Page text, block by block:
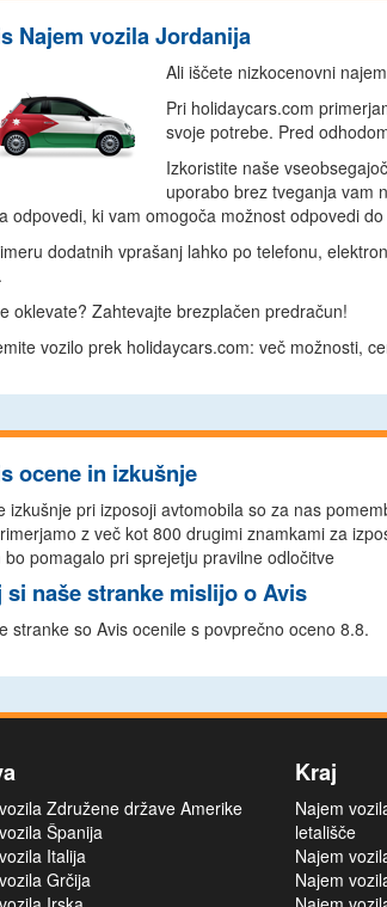
Najem vozila Jordanija
Ali iščete nizkocenovni
Pri holidaycars.com
svoje potrebe. Pred
Izkoristite naše
uporabo brez tveganja vam
odpovedi, ki vam omogoča možnost odpovedi
dodatnih vprašanj lahko po telefonu,
oklevate? Zahtevajte brezplačen predračun!
vozilo prek holidaycars.com: več možnosti,
ocene in izkušnje
izkušnje pri izposoji avtomobila so za nas
z več kot 800 drugimi znamkami za
bo pomagalo pri sprejetju pravilne odločitve
si naše stranke mislijo o Avis
stranke so Avis ocenile s povprečno oceno 8.8.
Združene države Amerike
Španija
Italija
Grčija
Kraj
Najem
letališče
Najem
Najem